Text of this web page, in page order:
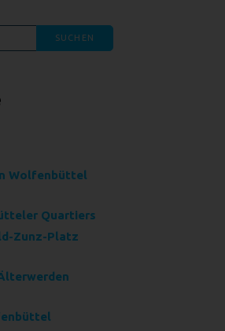
Wolfenbüttel
Quartiers
Zunz-Platz